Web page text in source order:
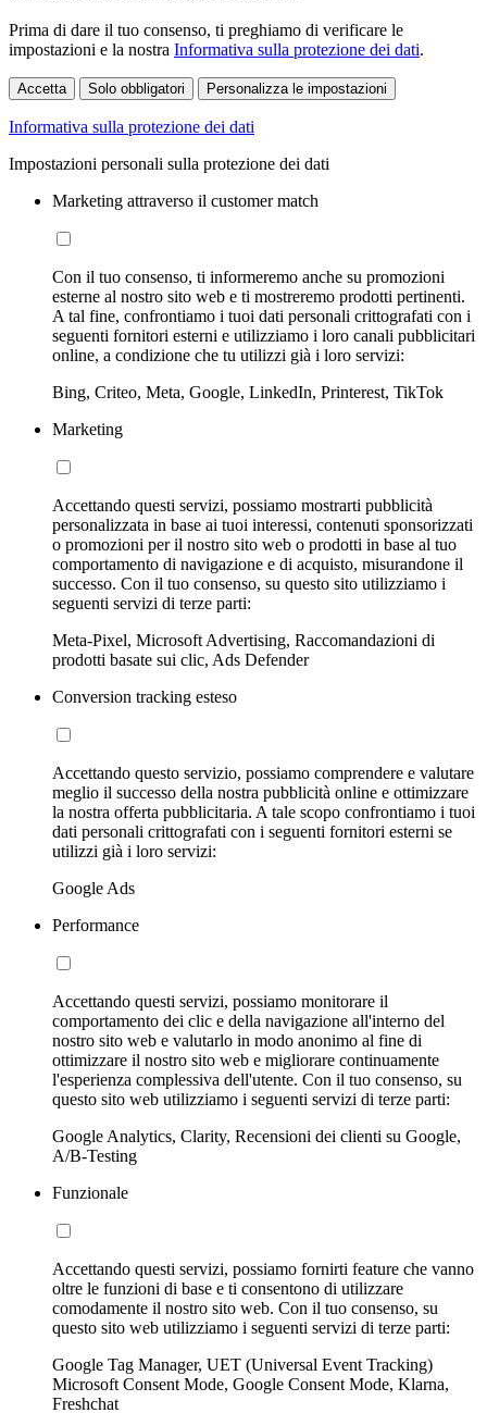
Prima di dare il tuo consenso, ti preghiamo di verificare le
impostazioni e la nostra Informativa sulla protezione dei dati.
Accetta Solo obbligatori Personalizza le impostazioni
Informativa sulla protezione dei dati
Impostazioni personali sulla protezione dei dati
Marketing attraverso il customer match
Con il tuo consenso, ti informeremo anche su promozioni
esterne al nostro sito web e ti mostreremo prodotti pertinenti.
A tal fine, confrontiamo i tuoi dati personali crittografati con i
seguenti fornitori esterni e utilizziamo i loro canali pubblicitari
online, a condizione che tu utilizzi già i loro servizi:
Bing, Criteo, Meta, Google, LinkedIn, Printerest, TikTok
Marketing
Accettando questi servizi, possiamo mostrarti pubblicità
personalizzata in base ai tuoi interessi, contenuti sponsorizzati
o promozioni per il nostro sito web o prodotti in base al tuo
comportamento di navigazione e di acquisto, misurandone il
successo. Con il tuo consenso, su questo sito utilizziamo i
seguenti servizi di terze parti:
Meta-Pixel, Microsoft Advertising, Raccomandazioni di
prodotti basate sui clic, Ads Defender
Conversion tracking esteso
Accettando questo servizio, possiamo comprendere e valutare
meglio il successo della nostra pubblicità online e ottimizzare
la nostra offerta pubblicitaria. A tale scopo confrontiamo i tuoi
dati personali crittografati con i seguenti fornitori esterni se
utilizzi già i loro servizi:
Google Ads
Performance
Accettando questi servizi, possiamo monitorare il
comportamento dei clic e della navigazione all'interno del
nostro sito web e valutarlo in modo anonimo al fine di
ottimizzare il nostro sito web e migliorare continuamente
l'esperienza complessiva dell'utente. Con il tuo consenso, su
questo sito web utilizziamo i seguenti servizi di terze parti:
Google Analytics, Clarity, Recensioni dei clienti su Google,
A/B-Testing
Funzionale
Accettando questi servizi, possiamo fornirti feature che vanno
oltre le funzioni di base e ti consentono di utilizzare
comodamente il nostro sito web. Con il tuo consenso, su
questo sito web utilizziamo i seguenti servizi di terze parti:
Google Tag Manager, UET (Universal Event Tracking)
Microsoft Consent Mode, Google Consent Mode, Klarna,
Freshchat